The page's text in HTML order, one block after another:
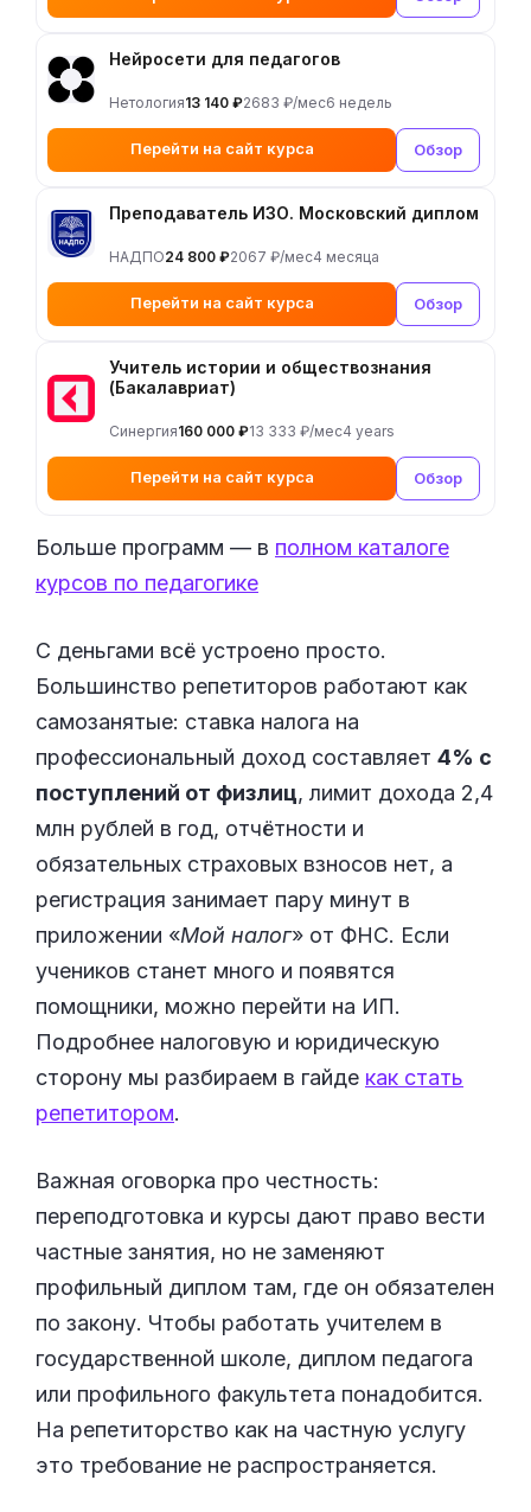
Нейросети для педагогов
Нетология13 140 ₽2683 ₽/мес6 недель
Перейти на сайт курса Обзор
Преподаватель ИЗО. Московский диплом
НАДПО24 800 ₽2067 ₽/мес4 месяца
Перейти на сайт курса Обзор
Учитель истории и обществознания
(Бакалавриат)
Синергия160 000 ₽13 333 ₽/мес4 years
Перейти на сайт курса Обзор
Больше программ — в полном каталоге
курсов по педагогике
С деньгами всё устроено просто.
Большинство репетиторов работают как
самозанятые: ставка налога на
профессиональный доход составляет 4% с
поступлений от физлиц, лимит дохода 2,4
млн рублей в год, отчётности и
обязательных страховых взносов нет, а
регистрация занимает пару минут в
приложении «Мой налог» от ФНС. Если
учеников станет много и появятся
помощники, можно перейти на ИП.
Подробнее налоговую и юридическую
сторону мы разбираем в гайде как стать
репетитором.
Важная оговорка про честность:
переподготовка и курсы дают право вести
частные занятия, но не заменяют
профильный диплом там, где он обязателен
по закону. Чтобы работать учителем в
государственной школе, диплом педагога
или профильного факультета понадобится.
На репетиторство как на частную услугу
это требование не распространяется.